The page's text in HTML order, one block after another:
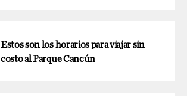
Estos son los horarios para viajar sin
costo al Parque Cancún